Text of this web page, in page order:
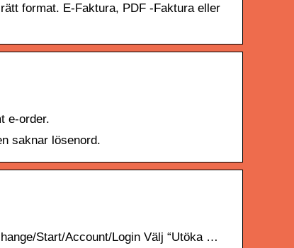
format. E-Faktura, PDF -Faktura eller
e-order.
saknar lösenord.
Start/Account/Login Välj “Utöka …